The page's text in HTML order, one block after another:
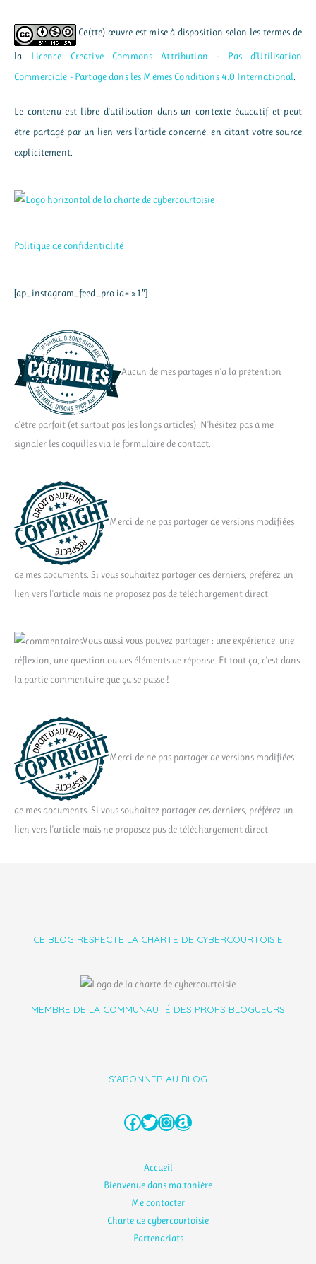
Ce(tte) œuvre est mise à disposition selon les termes de
la Licence Creative Commons Attribution - Pas d’Utilisation
Commerciale - Partage dans les Mêmes Conditions 4.0 International
Le contenu est libre d'utilisation dans un contexte éducatif et peut
être partagé par un lien vers l'article concerné, en citant votre source
explicitement.
Politique de confidentialité
[ap_instagram_feed_pro id= »1″]
Aucun de mes partages n'a la prétention
d'être parfait (et surtout pas les longs articles). N'hésitez pas à me
signaler les coquilles via le formulaire de contact.
Merci de ne pas partager de versions modifiées
de mes documents. Si vous souhaitez partager ces derniers, préférez un
lien vers l'article mais ne proposez pas de téléchargement direct.
Vous aussi vous pouvez partager : une expérience, une
réflexion, une question ou des éléments de réponse. Et tout ça, c'est dans
la partie commentaire que ça se passe !
Merci de ne pas partager de versions modifiées
de mes documents. Si vous souhaitez partager ces derniers, préférez un
lien vers l'article mais ne proposez pas de téléchargement direct.
CE BLOG RESPECTE LA CHARTE DE CYBERCOURTOISIE
MEMBRE DE LA COMMUNAUTÉ DES PROFS BLOGUEURS
S'ABONNER AU BLOG
Facebook
Twitter
Instagram
Amazon
Accueil
Bienvenue dans ma tanière
Me contacter
Charte de cybercourtoisie
Partenariats